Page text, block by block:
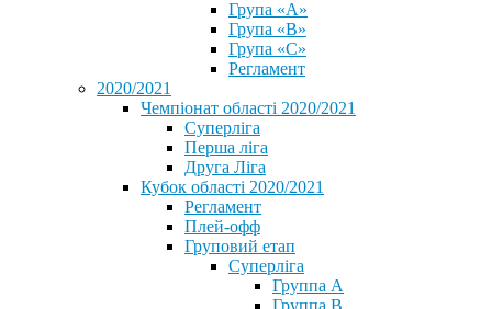
Група «А»
Група «B»
Група «C»
Регламент
2020/2021
Чемпіонат області 2020/2021
Суперліга
Перша ліга
Друга Ліга
Кубок області 2020/2021
Регламент
Плей-офф
Груповий етап
Суперліга
Группа A
Группа B